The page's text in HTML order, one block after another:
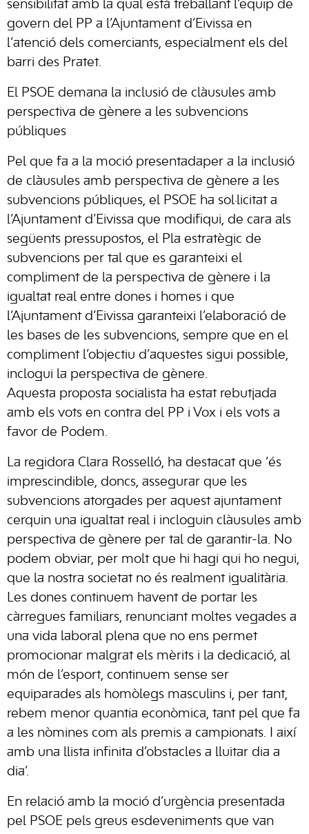
sensibilitat amb la qual està treballant l’equip de
govern del PP a l’Ajuntament d’Eivissa en
l’atenció dels comerciants, especialment els del
barri des Pratet.
El PSOE demana la inclusió de clàusules amb
perspectiva de gènere a les subvencions
públiques
Pel que fa a la moció presentadaper a la inclusió
de clàusules amb perspectiva de gènere a les
subvencions públiques, el PSOE ha sol·licitat a
l’Ajuntament d’Eivissa que modifiqui, de cara als
següents pressupostos, el Pla estratègic de
subvencions per tal que es garanteixi el
compliment de la perspectiva de gènere i la
igualtat real entre dones i homes i que
l’Ajuntament d’Eivissa garanteixi l’elaboració de
les bases de les subvencions, sempre que en el
compliment l’objectiu d’aquestes sigui possible,
inclogui la perspectiva de gènere.
Aquesta proposta socialista ha estat rebutjada
amb els vots en contra del PP i Vox i els vots a
favor de Podem.
La regidora Clara Rosselló, ha destacat que ‘és
imprescindible, doncs, assegurar que les
subvencions atorgades per aquest ajuntament
cerquin una igualtat real i incloguin clàusules amb
perspectiva de gènere per tal de garantir-la. No
podem obviar, per molt que hi hagi qui ho negui,
que la nostra societat no és realment igualitària.
Les dones continuem havent de portar les
càrregues familiars, renunciant moltes vegades a
una vida laboral plena que no ens permet
promocionar malgrat els mèrits i la dedicació, al
món de l’esport, continuem sense ser
equiparades als homòlegs masculins i, per tant,
rebem menor quantia econòmica, tant pel que fa
a les nòmines com als premis a campionats. I així
amb una llista infinita d’obstacles a lluitar dia a
dia’.
En relació amb la moció d’urgència presentada
pel PSOE pels greus esdeveniments que van